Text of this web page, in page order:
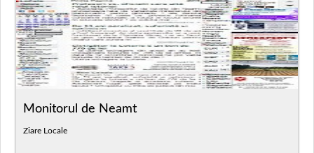
Monitorul de Neamt
Ziare Locale